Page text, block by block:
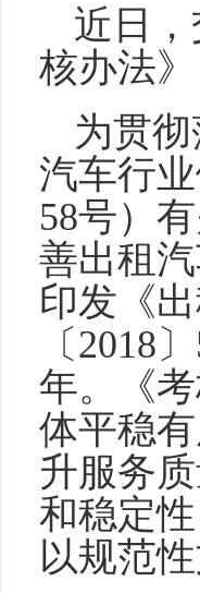
近日
核办法
为贯
汽车行
58号）
善出租
印发《
〔2018
年。《
体平稳
升服务
和稳定
以规范